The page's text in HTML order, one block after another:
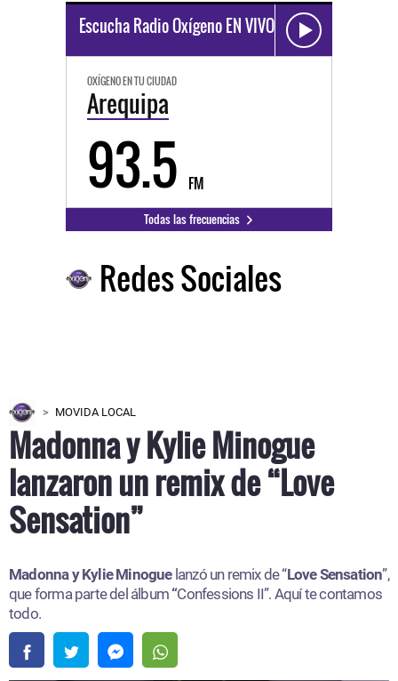
Escucha Radio Oxígeno EN VIVO
OXÍGENO EN TU CIUDAD
Arequipa
93.5 FM
Todas las frecuencias
Redes Sociales
MOVIDA LOCAL
Madonna y Kylie Minogue
lanzaron un remix de “Love
Sensation”
Madonna y Kylie Minogue lanzó un remix de “Love Sensation”,
que forma parte del álbum “Confessions II”. Aquí te contamos
todo.